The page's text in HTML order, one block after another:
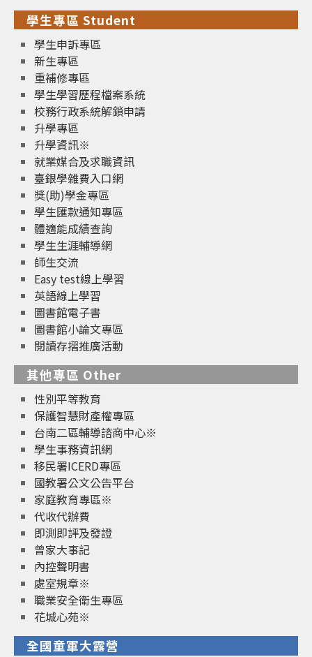
學生專區 Student
學生申訴專區
新生專區
重補修專區
學生學習歷程檔案系統
校務行政系統解鎖申請
升學專區
升學資訊※
就業媒合及求職資訊
臺銀學雜費入口網
獎(助)學金專區
學生匯款通知專區
體適能成績查詢
學生生涯輔導網
師生交流
Easy test線上學習
英語線上學習
圖書館電子書
圖書館小論文專區
閱讀存摺推廣活動
其他專區 Other
性別平等教育
保護智慧財產權專區
台南二區輔導諮商中心※
學生事務資訊網
移民署ICERD專區
國教署公文公告平台
家庭教育專區※
代收代辦費
即測即評及發證
曾家大事記
內控聲明書
處室規章※
職業安全衛生專區
花城心苑※
全國童軍大露營